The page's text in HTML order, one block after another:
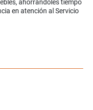
ahorrándoles tiempo
en atención al Servicio